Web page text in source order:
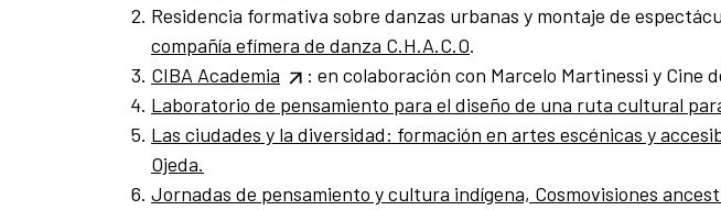
Residencia formativa sobre danzas urbanas y montaje de
compañía efímera de danza C.H.A.C.O.
CIBA Academia
: en colaboración con Marcelo Martinessi y Cine
Laboratorio de pensamiento para el diseño de una ruta cultural
Las ciudades y la diversidad: formación en artes escénicas y
Ojeda.
Jornadas de pensamiento y cultura indígena, Cosmovisiones